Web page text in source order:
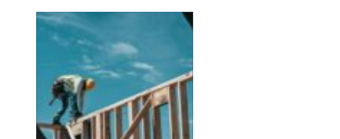
Stockholmsområdet
använder Volvo Penta,
just eftersom motorerna
är driftsäkra och
anpassade för nordiska
förhållanden. Men ...